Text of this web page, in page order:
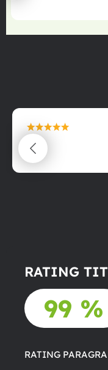
maximální
22.06.2025
RATING
99 %
RATING